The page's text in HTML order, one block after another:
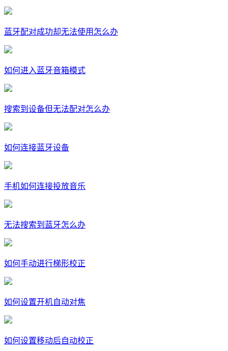
蓝牙配对成功却无法使用怎么办
如何进入蓝牙音箱模式
搜索到设备但无法配对怎么办
如何连接蓝牙设备
手机如何连接投放音乐
无法搜索到蓝牙怎么办
如何手动进行梯形校正
如何设置开机自动对焦
如何设置移动后自动校正